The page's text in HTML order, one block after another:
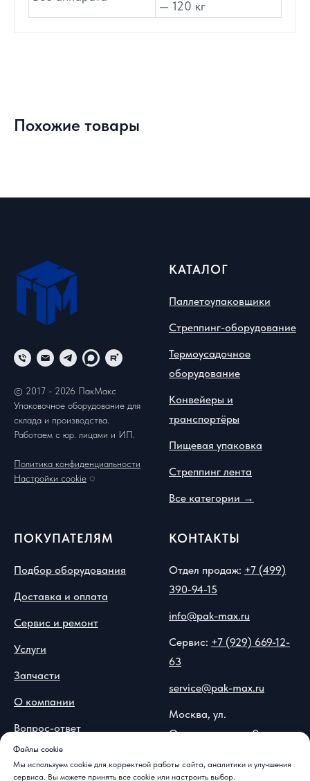
— 120 кг
Похожие товары
Файлы cookie
Мы используем cookie для корректной работы сайта, аналитики и улучшения
сервиса. Вы можете принять все cookie или настроить выбор.
© 2017 - 2026 ПакМакс
Упаковочное оборудование для
склада и производства.
Работаем с юр. лицами и ИП.
Политика конфиденциальности
Настройки cookie ◌
КАТАЛОГ
Паллетоупаковщики
Стреппинг-оборудование
Термоусадочное
оборудование
Конвейеры и
транспортёры
Пищевая упаковка
Стреппинг лента
Все категории →
ПОКУПАТЕЛЯМ
Подбор оборудования
Доставка и оплата
Сервис и ремонт
Услуги
Запчасти
О компании
Вопрос-ответ
КОНТАКТЫ
Отдел продаж: +7 (499)
390-94-15
info@pak-max.ru
Сервис: +7 (929) 669-12-
63
service@pak-max.ru
Москва, ул.
Островитянова, 9
Контакты и реквизиты